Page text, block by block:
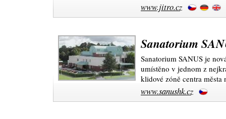
www.jitro.cz
Sanatorium
Sanatorium SANUS je
umístěno v jednom z
klidové zóně centra
www.sanushk.cz